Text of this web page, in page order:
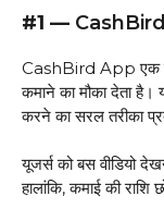
#1 —
CashBird App एक
कमाने का मौका देता है।
करने का सरल तरीका
यूजर्स को बस वीडियो
हालांकि, कमाई की